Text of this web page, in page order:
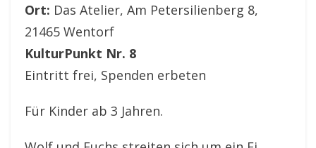
Ort: Das Atelier, Am Petersilienberg 8,
21465 Wentorf
KulturPunkt Nr. 8
Eintritt frei, Spenden erbeten
Für Kinder ab 3 Jahren.